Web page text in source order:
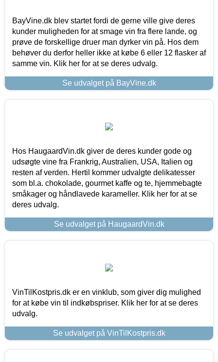
BayVine.dk blev startet fordi de gerne ville give deres
kunder muligheden for at smage vin fra flere lande, og
prøve de forskellige druer man dyrker vin på. Hos dem
behøver du derfor heller ikke at købe 6 eller 12 flasker af
samme vin. Klik her for at se deres udvalg.
Se udvalget på BayVine.dk
Hos HaugaardVin.dk giver de deres kunder gode og
udsøgte vine fra Frankrig, Australien, USA, Italien og
resten af verden. Hertil kommer udvalgte delikatesser
som bl.a. chokolade, gourmet kaffe og te, hjemmebagte
småkager og håndlavede karameller. Klik her for at se
deres udvalg.
Se udvalget på HaugaardVin.dk
VinTilKostpris.dk er en vinklub, som giver dig mulighed
for at købe vin til indkøbspriser. Klik her for at se deres
udvalg.
Se udvalget på VinTilKostpris.dk